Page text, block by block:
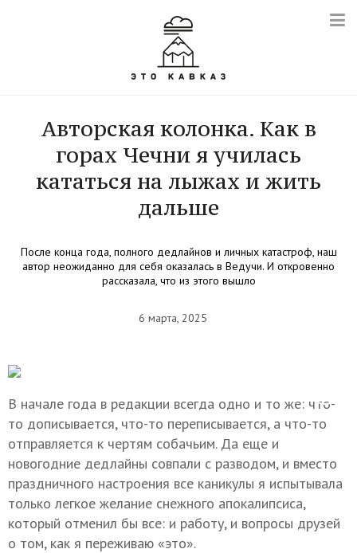
Авторская колонка. Как в
горах Чечни я училась
кататься на лыжах и жить
дальше
После конца года, полного дедлайнов и личных катастроф, наш
автор неожиданно для себя оказалась в Ведучи. И откровенно
рассказала, что из этого вышло
6 марта, 2025
В начале года в редакции всегда одно и то же: что-
то дописывается, что-то переписывается, а что-то
отправляется к чертям собачьим. Да еще и
новогодние дедлайны совпали с разводом, и вместо
праздничного настроения все каникулы я испытывала
только легкое желание снежного апокалипсиса,
который отменил бы все: и работу, и вопросы друзей
о том, как я переживаю «это».